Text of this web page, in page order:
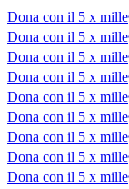
Dona con il 5 x mille
Dona con il 5 x mille
Dona con il 5 x mille
Dona con il 5 x mille
Dona con il 5 x mille
Dona con il 5 x mille
Dona con il 5 x mille
Dona con il 5 x mille
Dona con il 5 x mille